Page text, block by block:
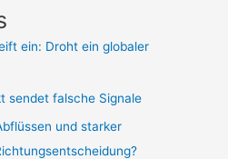
ein: Droht ein globaler
sendet falsche Signale
und starker